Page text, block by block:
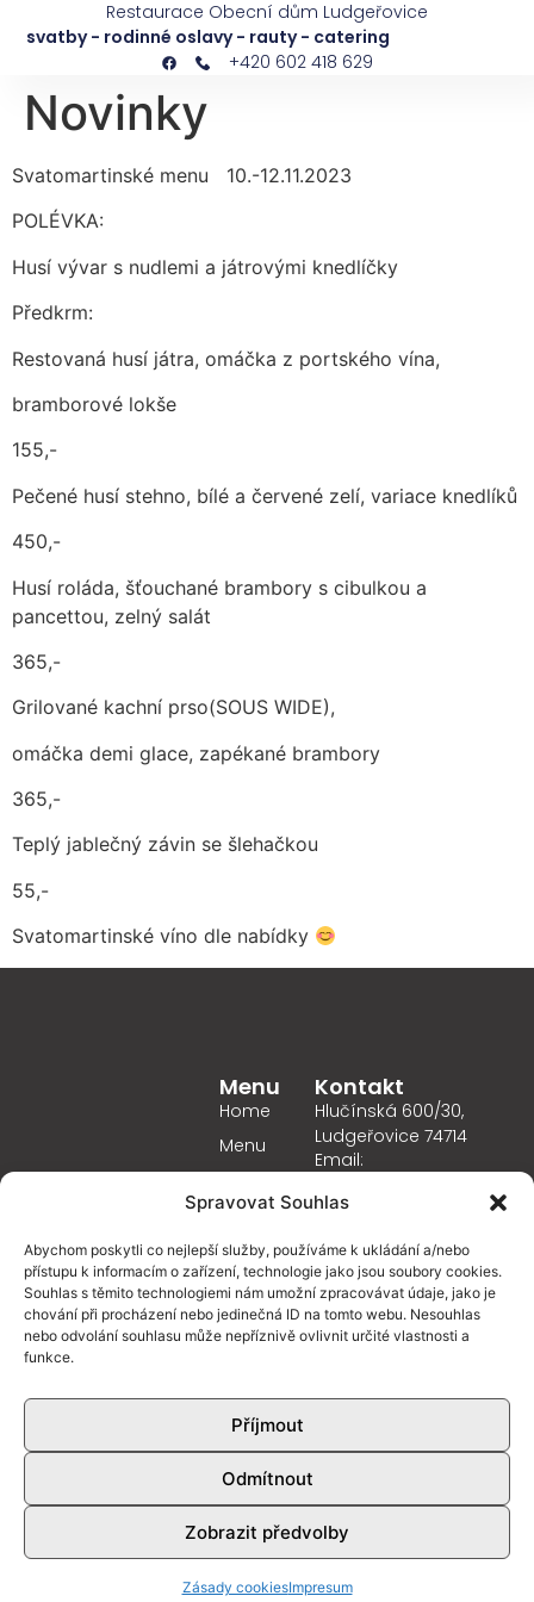
Spravovat Souhlas
Abychom poskytli co nejlepší služby, používáme k ukládání a/nebo
přístupu k informacím o zařízení, technologie jako jsou soubory cookies.
Souhlas s těmito technologiemi nám umožní zpracovávat údaje, jako je
chování při procházení nebo jedinečná ID na tomto webu. Nesouhlas
nebo odvolání souhlasu může nepříznivě ovlivnit určité vlastnosti a
funkce.
Příjmout
Odmítnout
Zobrazit předvolby
Zásady cookiesImpresum
Restaurace Obecní dům Ludgeřovice
svatby - rodinné oslavy - rauty - catering
+420 602 418 629
Novinky
Svatomartinské menu 10.-12.11.2023
POLÉVKA:
Husí vývar s nudlemi a játrovými knedlíčky
Předkrm:
Restovaná husí játra, omáčka z portského vína,
bramborové lokše
155,-
Pečené husí stehno, bílé a červené zelí, variace knedlíků
450,-
Husí roláda, šťouchané brambory s cibulkou a
pancettou, zelný salát
365,-
Grilované kachní prso(SOUS WIDE),
omáčka demi glace, zapékané brambory
365,-
Teplý jablečný závin se šlehačkou
55,-
Svatomartinské víno dle nabídky
Otevírací Doba
Úterý
10.00-22.00
Středa
10.00-22.00
Čtvrtek
10.00-22.00
Pátek
10.00-24.00
Neděle
09.30-22.00
Menu
Home
Menu
Zásady
cookies
(EU)
Kontakt
Kontakt
Hlučínská 600/30,
Ludgeřovice 74714
Email:
Tel.: +420 602 418 629
© Všechna práva vyhrazena |